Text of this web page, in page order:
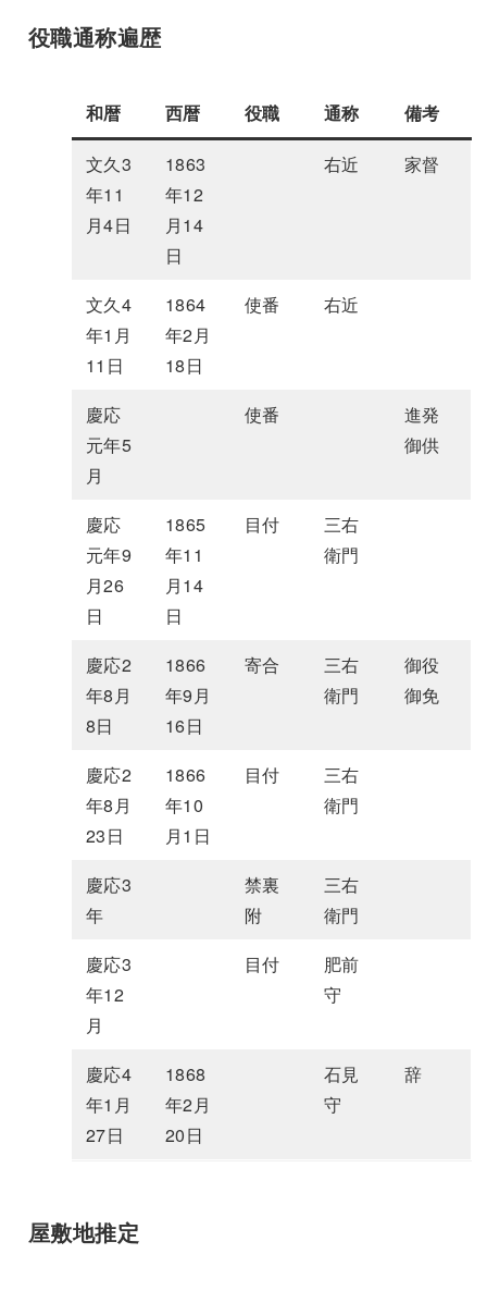
役職通称遍歴
和暦 西暦 役職 通称 備考
文久3
年11
月4日
1863
年12
月14
日
右近 家督
文久4
年1月
11日
1864
年2月
18日
使番 右近
慶応
元年5
月
使番
進発
御供
慶応
元年9
月26
日
1865
年11
月14
日
目付
三右
衛門
慶応2
年8月
8日
1866
年9月
16日
寄合
三右
衛門
御役
御免
慶応2
年8月
23日
1866
年10
月1日
目付
三右
衛門
慶応3
年
禁裏
附
三右
衛門
慶応3
年12
月
目付
肥前
守
慶応4
年1月
27日
1868
年2月
20日
石見
守
辞
屋敷地推定